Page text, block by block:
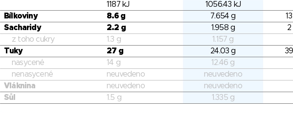
1187 kJ
1056.43 kJ
Bílkoviny
8.6 g 7.654 g
Sacharidy
2.2 g 1.958 g
2
z toho cukry
1.3 g
1.157 g
Tuky
27 g 24.03 g
nasycené
14 g
12.46 g
nenasycené
neuvedeno
neuvedeno
Vláknina
neuvedeno
neuvedeno
Sůl
1.5 g 1.335 g